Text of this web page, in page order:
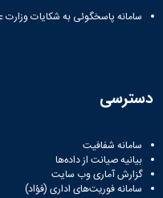
ارزیابی
سامانه پاسخگوئی به شکایات وزارت
دسترسی
سامانه شفافیت
بیانیه صیانت از داده‌ها
گزارش آماری وب‌ سایت
سامانه فوریت‌های اداری (فؤاد)